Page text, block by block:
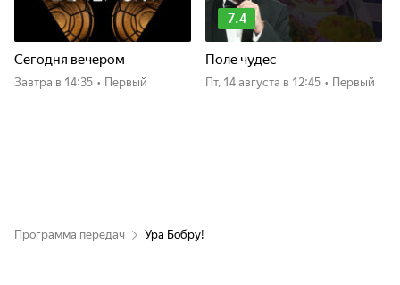
Сегодня вечером
Завтра в 14:35 • Первый
7.4
Поле чудес
пт, 14 августа в 12:45 • Первый
Программа передач Ура Бобру!